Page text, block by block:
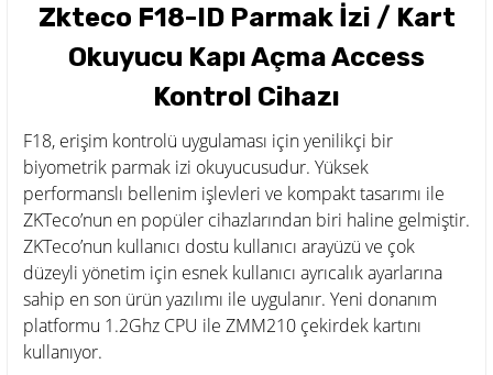
Zkteco F18-ID Parmak İzi / Kart
Okuyucu Kapı Açma Access
Kontrol Cihazı
F18, erişim kontrolü uygulaması için yenilikçi bir
biyometrik parmak izi okuyucusudur. Yüksek
performanslı bellenim işlevleri ve kompakt tasarımı ile
ZKTeco’nun en popüler cihazlarından biri haline gelmiştir.
ZKTeco’nun kullanıcı dostu kullanıcı arayüzü ve çok
düzeyli yönetim için esnek kullanıcı ayrıcalık ayarlarına
sahip en son ürün yazılımı ile uygulanır. Yeni donanım
platformu 1.2Ghz CPU ile ZMM210 çekirdek kartını
kullanıyor.